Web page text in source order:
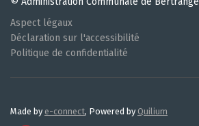
Aspect légaux
Déclaration sur l'accessibilité
Politique de confidentialité
Made by e-connect, Powered by Quilium